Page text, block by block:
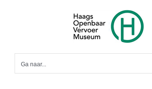
Ga naar...